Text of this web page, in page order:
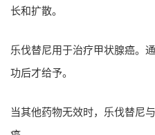
长和扩散。
乐伐替尼用于治疗甲状腺癌。
功后才给予。
当其他药物无效时，乐伐替尼